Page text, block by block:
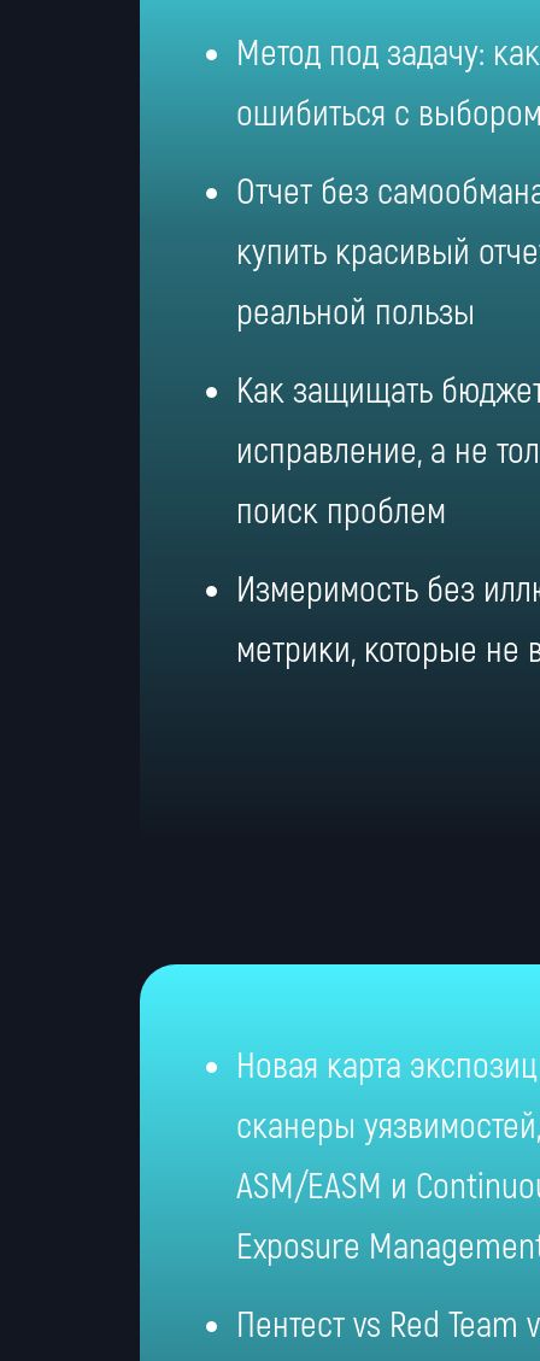
Метод под задачу:
ошибиться с
Отчет без
купить красивый
реальной пользы
Как защищать
исправление, а не
поиск проблем
Измеримость без
метрики, которые не
Новая карта
сканеры
ASM/EASM и
Exposure
Пентест vs Red Team